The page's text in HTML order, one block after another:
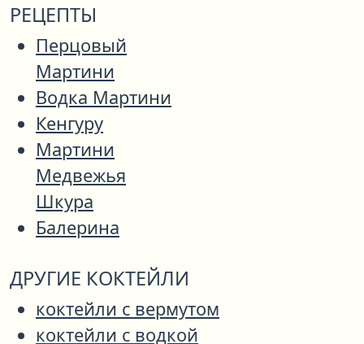
РЕЦЕПТЫ
Перцовый
Мартини
Водка Мартини
Кенгуру
Мартини
Медвежья
Шкура
Балерина
ДРУГИЕ КОКТЕЙЛИ
коктейли с вермутом
коктейли с водкой